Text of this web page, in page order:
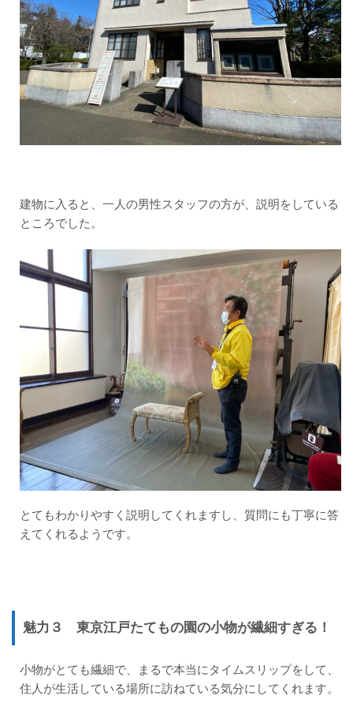
建物に入ると、一人の男性スタッフの方が、説明をしている
ところでした。
とてもわかりやすく説明してくれますし、質問にも丁寧に答
えてくれるようです。
魅力３ 東京江戸たてもの園の小物が繊細すぎる！
小物がとても繊細で、まるで本当にタイムスリップをして、
住人が生活している場所に訪ねている気分にしてくれます。